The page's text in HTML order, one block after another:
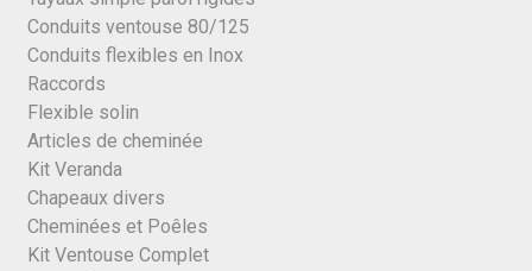
Conduits ventouse 80/125
Conduits flexibles en Inox
Raccords
Flexible solin
Articles de cheminée
Kit Veranda
Chapeaux divers
Cheminées et Poêles
Kit Ventouse Complet